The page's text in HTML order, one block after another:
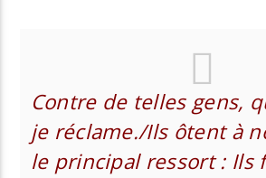
Contre de telles gens,
je réclame./Ils ôtent à
le principal ressort : Ils